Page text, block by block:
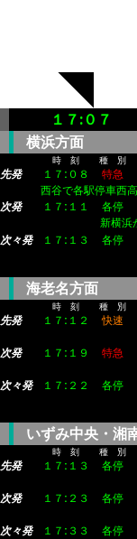
１７:０７
横浜方面
時 刻 種 別
先発 １７:０８ 特急
西谷で各駅停車西
次発
１７:１１ 各停
新横浜
次々発
１７:１３ 各停
海老名方面
時 刻 種 別
先発 １７:１２ 快速
次発 １７:１９ 特急
次々発 １７:２２ 各停
いずみ中央・湘
時 刻 種 別
先発 １７:１３ 各停
次発 １７:２３ 各停
次々発 １７:３３ 各停